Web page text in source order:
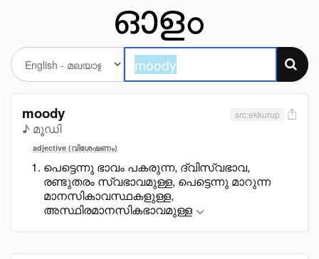
moody
♪ മൂഡി
src:ekkurup
adjective (വിശേഷണം)
പെട്ടെന്നു ഭാവം പകരുന്ന, ദ്വിസ്വഭാവ,
രണ്ടുതരം സ്വഭാവമുള്ള, പെട്ടെന്നു മാറുന്ന
മാനസികാവസ്ഥകളുള്ള,
അസ്ഥിരമാനസികഭാവമുള്ള